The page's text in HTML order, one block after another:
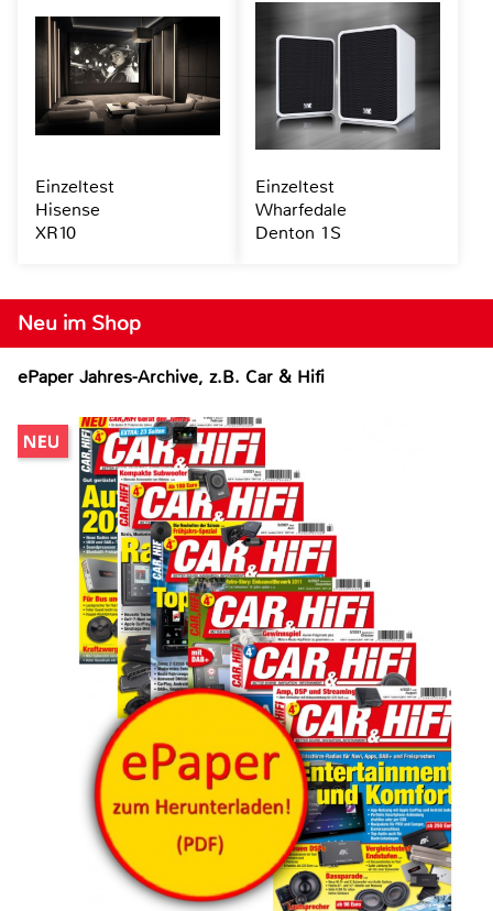
Neu im Shop
ePaper Jahres-Archive, z.B. Car & Hifi
Einzeltest
Hisense
XR10
Einzeltest
Wharfedale
Denton 1S